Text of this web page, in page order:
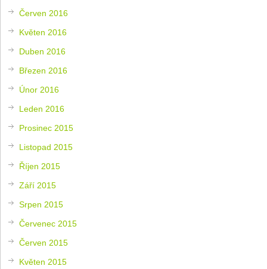
Červen 2016
Květen 2016
Duben 2016
Březen 2016
Únor 2016
Leden 2016
Prosinec 2015
Listopad 2015
Říjen 2015
Září 2015
Srpen 2015
Červenec 2015
Červen 2015
Květen 2015